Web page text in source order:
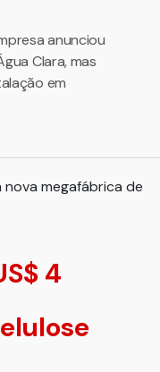
anunciou
Clara, mas
em
4